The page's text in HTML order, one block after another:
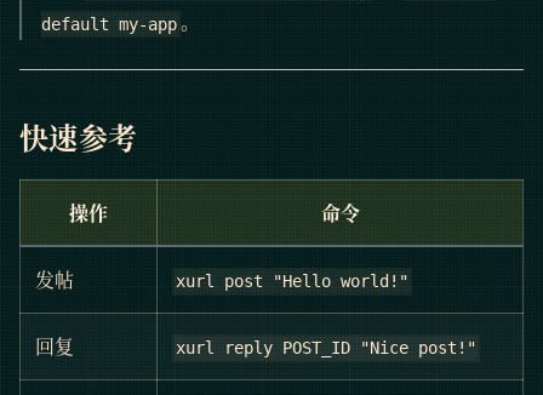
default my-app。
快速参考
操作 命令
发帖 xurl post "Hello world!"
回复 xurl reply POST_ID "Nice post!"